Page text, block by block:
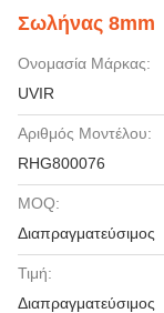
Σωλήνας 8mm
Ονομασία Μάρκας:
UVIR
Αριθμός Μοντέλου:
RHG800076
MOQ:
Διαπραγματεύσιμος
Τιμή:
Διαπραγματεύσιμος